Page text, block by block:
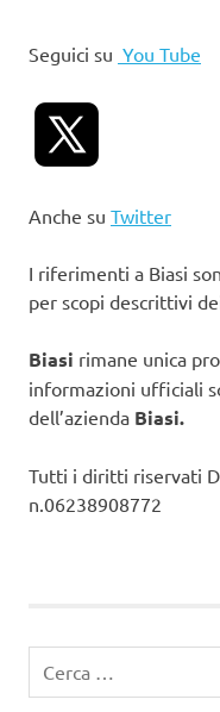
Seguici su You Tube
Anche su Twitter
I riferimenti a Biasi
per scopi descrittivi
Biasi rimane unica
informazioni ufficiali
dell’azienda Biasi.
Tutti i diritti riservati
n.06238908772
per: